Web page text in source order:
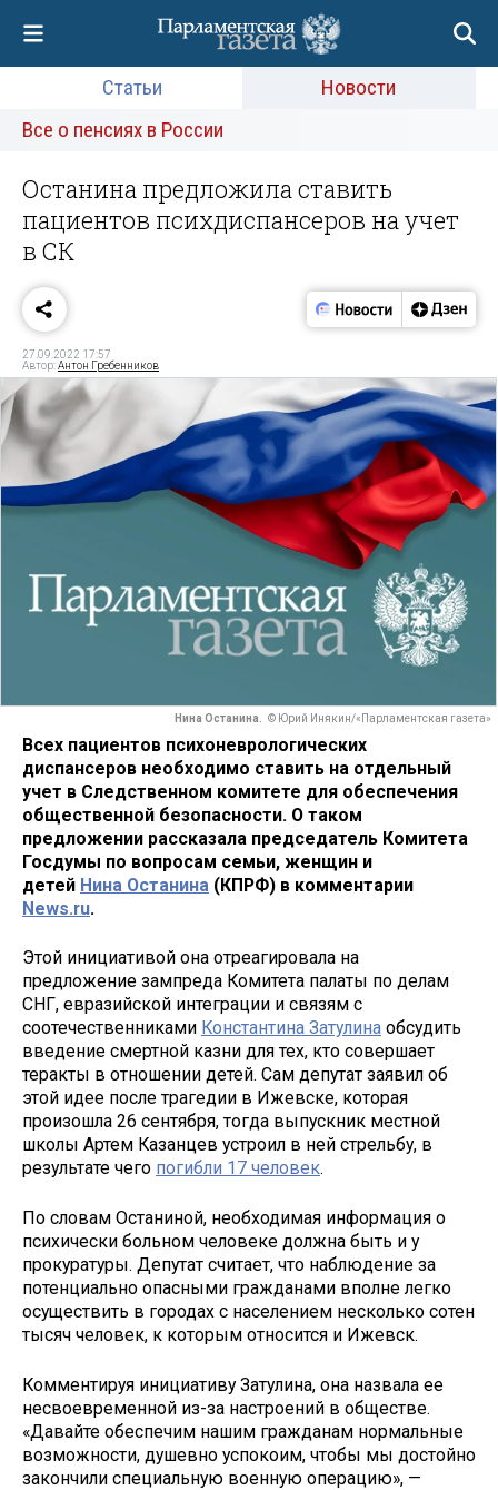
Статьи
Новости
Все о пенсиях в России
Останина предложила ставить
пациентов психдиспансеров на учет
в СК
27.09.2022 17:57
Автор:Антон Гребенников
Нина Останина. © Юрий Инякин/«Парламентская газета»
Всех пациентов психоневрологических
диспансеров необходимо ставить на отдельный
учет в Следственном комитете для обеспечения
общественной безопасности. О таком
предложении рассказала председатель Комитета
Госдумы по вопросам семьи, женщин и
детей Нина Останина (КПРФ) в комментарии
News.ru.
Этой инициативой она отреагировала на
предложение зампреда Комитета палаты по делам
СНГ, евразийской интеграции и связям с
соотечественниками Константина Затулина обсудить
введение смертной казни для тех, кто совершает
теракты в отношении детей. Сам депутат заявил об
этой идее после трагедии в Ижевске, которая
произошла 26 сентября, тогда выпускник местной
школы Артем Казанцев устроил в ней стрельбу, в
результате чего погибли 17 человек.
По словам Останиной, необходимая информация о
психически больном человеке должна быть и у
прокуратуры. Депутат считает, что наблюдение за
потенциально опасными гражданами вполне легко
осуществить в городах с населением несколько сотен
тысяч человек, к которым относится и Ижевск.
Комментируя инициативу Затулина, она назвала ее
несвоевременной из-за настроений в обществе.
«Давайте обеспечим нашим гражданам нормальные
возможности, душевно успокоим, чтобы мы достойно
закончили специальную военную операцию», —